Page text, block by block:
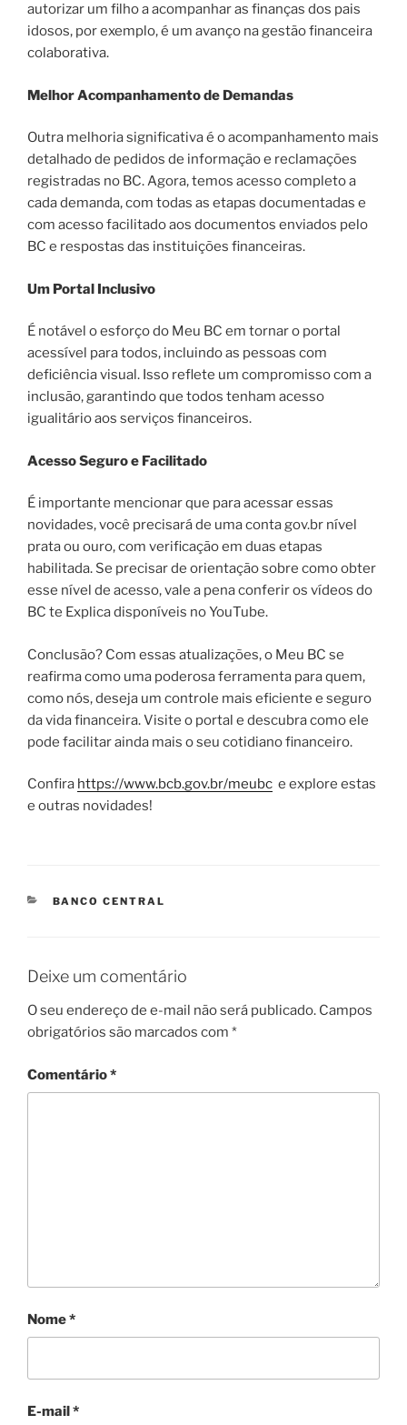
autorizar um filho a acompanhar as finanças dos pais
idosos, por exemplo, é um avanço na gestão financeira
colaborativa.
Melhor Acompanhamento de Demandas
Outra melhoria significativa é o acompanhamento mais
detalhado de pedidos de informação e reclamações
registradas no BC. Agora, temos acesso completo a
cada demanda, com todas as etapas documentadas e
com acesso facilitado aos documentos enviados pelo
BC e respostas das instituições financeiras.
Um Portal Inclusivo
É notável o esforço do Meu BC em tornar o portal
acessível para todos, incluindo as pessoas com
deficiência visual. Isso reflete um compromisso com a
inclusão, garantindo que todos tenham acesso
igualitário aos serviços financeiros.
Acesso Seguro e Facilitado
É importante mencionar que para acessar essas
novidades, você precisará de uma conta gov.br nível
prata ou ouro, com verificação em duas etapas
habilitada. Se precisar de orientação sobre como obter
esse nível de acesso, vale a pena conferir os vídeos do
BC te Explica disponíveis no YouTube.
Conclusão? Com essas atualizações, o Meu BC se
reafirma como uma poderosa ferramenta para quem,
como nós, deseja um controle mais eficiente e seguro
da vida financeira. Visite o portal e descubra como ele
pode facilitar ainda mais o seu cotidiano financeiro.
Confira https://www.bcb.gov.br/meubc e explore estas
e outras novidades!
CATEGORIAS
BANCO CENTRAL
Deixe um comentário
O seu endereço de e-mail não será publicado. Campos
obrigatórios são marcados com *
Comentário*
Nome*
E-mail*